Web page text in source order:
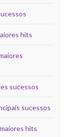
hits
sucessos
sucessos
hits